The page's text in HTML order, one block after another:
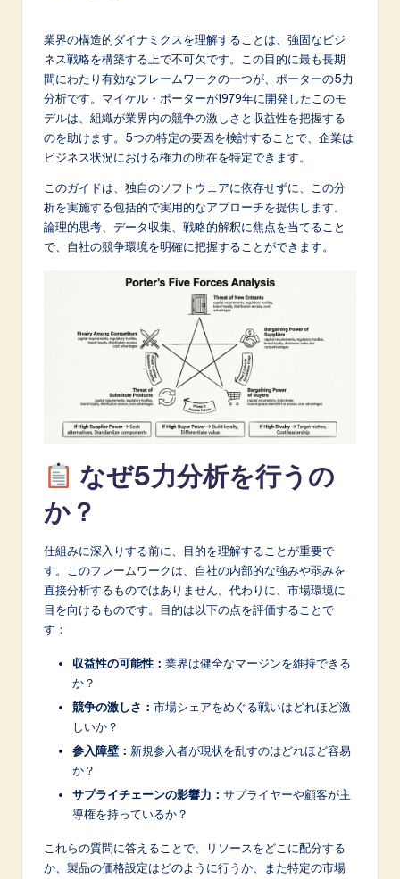
o
w
業界の構造的ダイナミクスを理解することは、強固なビジ
ネス戦略を構築する上で不可欠です。この目的に最も長期
間にわたり有効なフレームワークの一つが、ポーターの5力
分析です。マイケル・ポーターが1979年に開発したこのモ
デルは、組織が業界内の競争の激しさと収益性を把握する
のを助けます。5つの特定の要因を検討することで、企業は
ビジネス状況における権力の所在を特定できます。
このガイドは、独自のソフトウェアに依存せずに、この分
析を実施する包括的で実用的なアプローチを提供します。
論理的思考、データ収集、戦略的解釈に焦点を当てること
で、自社の競争環境を明確に把握することができます。
なぜ5力分析を行うの
か？
仕組みに深入りする前に、目的を理解することが重要で
す。このフレームワークは、自社の内部的な強みや弱みを
直接分析するものではありません。代わりに、市場環境に
目を向けるものです。目的は以下の点を評価することで
す：
収益性の可能性： 業界は健全なマージンを維持できる
か？
競争の激しさ： 市場シェアをめぐる戦いはどれほど激
しいか？
参入障壁： 新規参入者が現状を乱すのはどれほど容易
か？
サプライチェーンの影響力： サプライヤーや顧客が主
導権を持っているか？
これらの質問に答えることで、リソースをどこに配分する
か、製品の価格設定はどのように行うか、また特定の市場